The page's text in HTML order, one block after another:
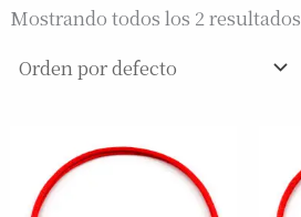
Mostrando todos los 2 resultados